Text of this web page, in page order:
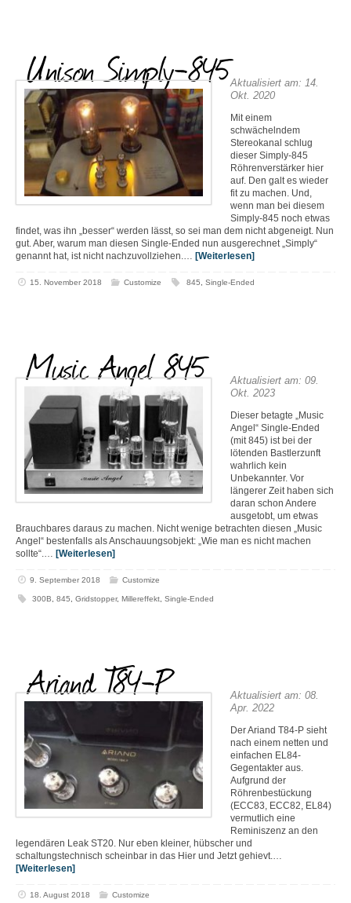
Unison Simply-845Aktualisiert am: 14.
Okt. 2020
Mit einem
schwächelndem
Stereokanal schlug
dieser Simply-845
Röhrenverstärker hier
auf. Den galt es wieder
fit zu machen. Und,
wenn man bei diesem
Simply-845 noch etwas
findet, was ihn „besser“ werden lässt, so sei man dem nicht abgeneigt. Nun
gut. Aber, warum man diesen Single-Ended nun ausgerechnet „Simply“
genannt hat, ist nicht nachzuvollziehen.… [Weiterlesen]
15. November 2018 Customize 845 Single-Ended
Music Angel 845
Aktualisiert am: 09.
Okt. 2023
Dieser betagte „Music
Angel“ Single-Ended
(mit 845) ist bei der
lötenden Bastlerzunft
wahrlich kein
Unbekannter. Vor
längerer Zeit haben sich
daran schon Andere
ausgetobt, um etwas
Brauchbares daraus zu machen. Nicht wenige betrachten diesen „Music
Angel“ bestenfalls als Anschauungsobjekt: „Wie man es nicht machen
sollte“.… [Weiterlesen]
9. September 2018 Customize
300B ,845 ,Gridstopper,Millereffekt ,Single-Ended
Ariand T84-P
Aktualisiert am: 08.
Apr. 2022
Der Ariand T84-P sieht
nach einem netten und
einfachen EL84-
Gegentakter aus.
Aufgrund der
Röhrenbestückung
(ECC83, ECC82, EL84)
vermutlich eine
Reminiszenz an den
legendären Leak ST20. Nur eben kleiner, hübscher und
schaltungstechnisch scheinbar in das Hier und Jetzt gehievt.…
[Weiterlesen]
18. August 2018 Customize